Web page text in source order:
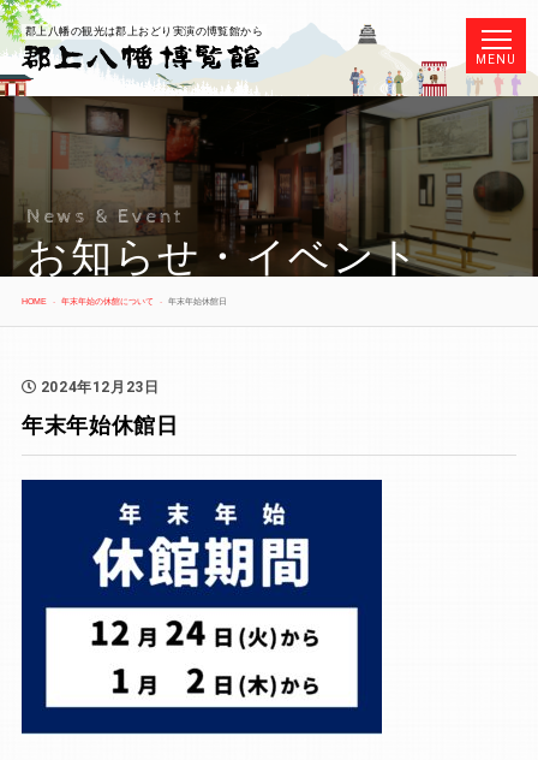
郡上八幡の観光は郡上おどり実演の博覧館から
News & Event
お知らせ・イベント
HOME 年末年始の休館について 年末年始休館日
2024年12月23日
年末年始休館日
MENU